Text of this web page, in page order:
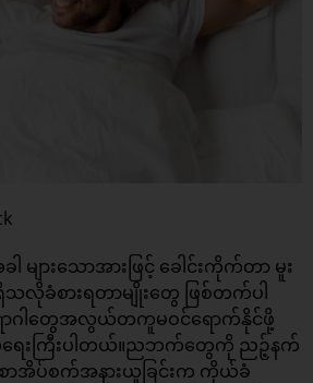
ျားသောအားဖြင့် ခေါင်းကိုက်တာ မူး
သလိုခံစားရတာမျိုးတွေ ဖြစ်တက်ပါ
ာဂါတွေအလွယ်တကူမဝင်ရောက်နိုင်ဖို့
ရေးကြီးပါတယ်။ညဘက်တွေကို ညဉ့်နက်
ာအိပ်စက်အနားယူခြင်းက ကိုယ်ခံ